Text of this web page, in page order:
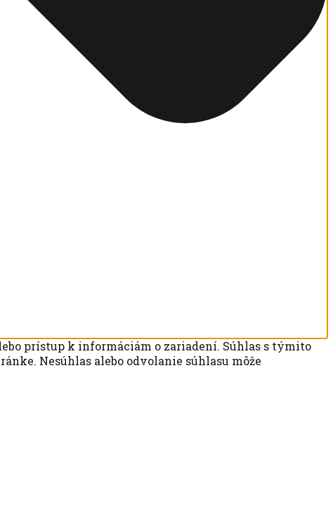
prístup k informáciám o zariadení. Súhlas s týmito
Nesúhlas alebo odvolanie súhlasu môže